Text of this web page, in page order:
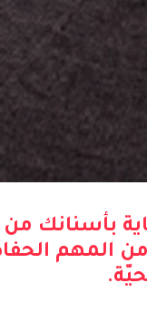
بأسنانك
المهم
.